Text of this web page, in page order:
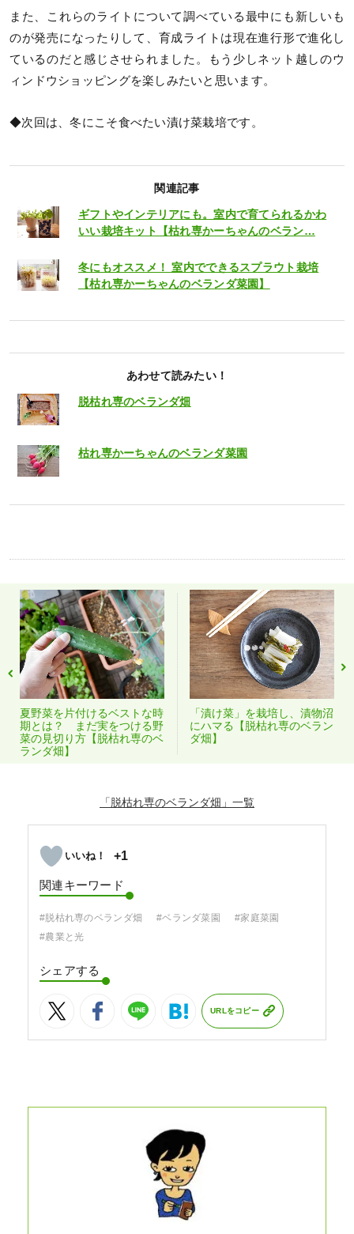
また、これらのライトについて調べている最中にも新しいも
のが発売になったりして、育成ライトは現在進行形で進化し
ているのだと感じさせられました。もう少しネット越しのウ
ィンドウショッピングを楽しみたいと思います。
◆次回は、冬にこそ食べたい漬け菜栽培です。
関連記事
ギフトやインテリアにも。室内で育てられるかわ
いい栽培キット【枯れ専かーちゃんのベラン…
冬にもオススメ！ 室内でできるスプラウト栽培
【枯れ専かーちゃんのベランダ菜園】
あわせて読みたい！
脱枯れ専のベランダ畑
枯れ専かーちゃんのベランダ菜園
夏野菜を片付けるベストな時
期とは？ まだ実をつける野
菜の見切り方【脱枯れ専のベ
ランダ畑】
「漬け菜」を栽培し、漬物沼
にハマる【脱枯れ専のベラン
ダ畑】
「脱枯れ専のベランダ畑」
+1
関連キーワード
#脱枯れ専のベランダ畑 #ベランダ菜園
#家庭菜園
#農業と光
シェアする
URLをコピー